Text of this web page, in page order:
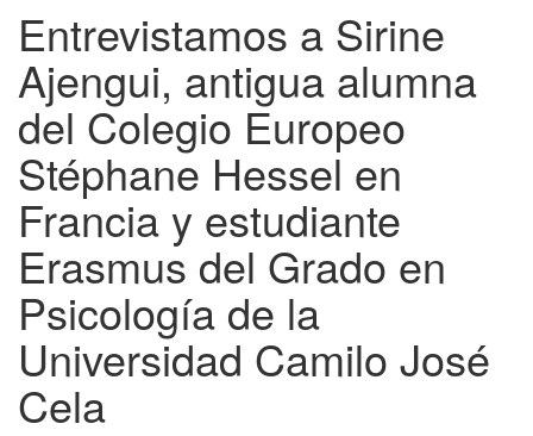
Entrevistamos a Sirine
Ajengui, antigua alumna
del Colegio Europeo
Stéphane Hessel en
Francia y estudiante
Erasmus del Grado en
Psicología de la
Universidad Camilo José
Cela